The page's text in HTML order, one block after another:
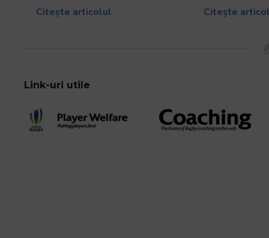
Citește articolul
Citește
Link-uri utile